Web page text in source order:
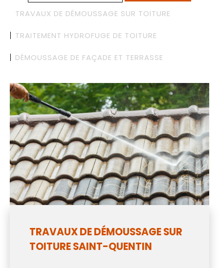
TRAVAUX DE DÉMOUSSAGE SUR TOITURE
TRAITEMENT HYDROFUGE DE TOITURE
DÉMOUSSAGE DE FAÇADE ET TERRASSE
TRAVAUX DE DÉMOUSSAGE SUR
TOITURE SAINT-QUENTIN